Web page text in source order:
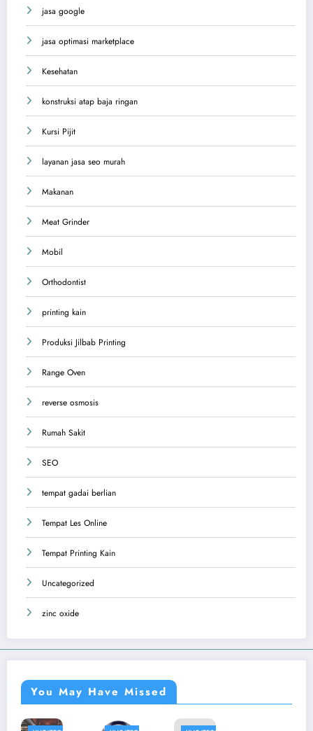
jasa google
jasa optimasi marketplace
Kesehatan
konstruksi atap baja ringan
Kursi Pijit
layanan jasa seo murah
Makanan
Meat Grinder
Mobil
Orthodontist
printing kain
Produksi Jilbab Printing
Range Oven
reverse osmosis
Rumah Sakit
SEO
tempat gadai berlian
Tempat Les Online
Tempat Printing Kain
Uncategorized
zinc oxide
You May Have Missed